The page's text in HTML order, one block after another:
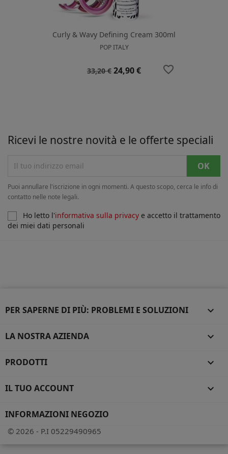
Curly & Wavy Defining Cream 300ml
POP ITALY
Prezzo
33,20 € Prezzo
24,90 € favorite_border
Ricevi le nostre novità e le offerte speciali
Puoi annullare l'iscrizione in ogni momenti. A questo scopo, cerca le info di
contatto nelle note legali.
Ho letto l'informativa sulla privacy e accetto il trattamento
dei miei dati personali
PER SAPERNE DI PIÙ: PROBLEMI E SOLUZIONI 
LA NOSTRA AZIENDA 
PRODOTTI 
IL TUO ACCOUNT 
INFORMAZIONI NEGOZIO
© 2026 - P.I 05229490965